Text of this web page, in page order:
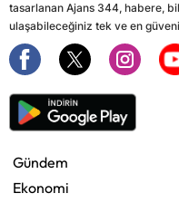
tasarlanan Ajans 344, habere,
ulaşabileceğiniz tek ve en
Gündem
Ekonomi